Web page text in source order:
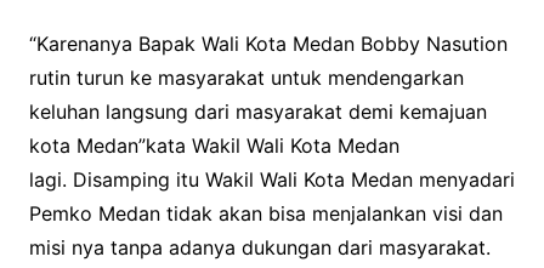
“Karenanya Bapak Wali Kota Medan Bobby Nasution
rutin turun ke masyarakat untuk mendengarkan
keluhan langsung dari masyarakat demi kemajuan
kota Medan”kata Wakil Wali Kota Medan
lagi. Disamping itu Wakil Wali Kota Medan menyadari
Pemko Medan tidak akan bisa menjalankan visi dan
misi nya tanpa adanya dukungan dari masyarakat.